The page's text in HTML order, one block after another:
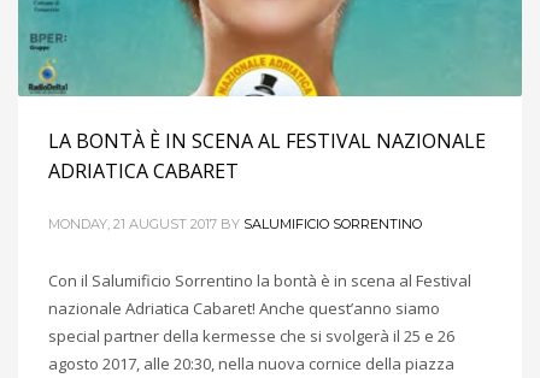
LA BONTÀ È IN SCENA AL FESTIVAL NAZIONALE
ADRIATICA CABARET
MONDAY, 21 AUGUST 2017 BY SALUMIFICIO SORRENTINO
Con il Salumificio Sorrentino la bontà è in scena al Festival
nazionale Adriatica Cabaret! Anche quest’anno siamo
special partner della kermesse che si svolgerà il 25 e 26
agosto 2017, alle 20:30, nella nuova cornice della piazza